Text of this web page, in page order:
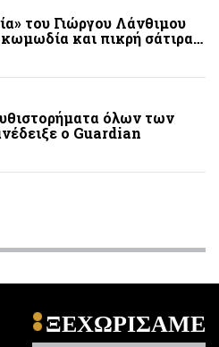
του Γιώργου Λάνθιμου
και πικρή σάτιρα…
όλων των
ο Guardian
ΞΕΧΩΡΙΣΑΜΕ